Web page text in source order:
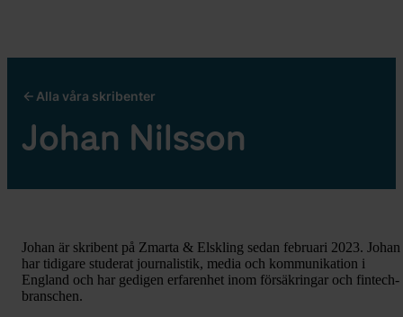
Alla våra skribenter
Johan Nilsson
Johan är skribent på Zmarta & Elskling sedan februari 2023. Johan
har tidigare studerat journalistik, media och kommunikation i
England och har gedigen erfarenhet inom försäkringar och fintech-
branschen.